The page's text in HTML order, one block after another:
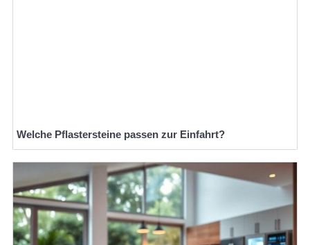
Welche Pflastersteine passen zur Einfahrt?